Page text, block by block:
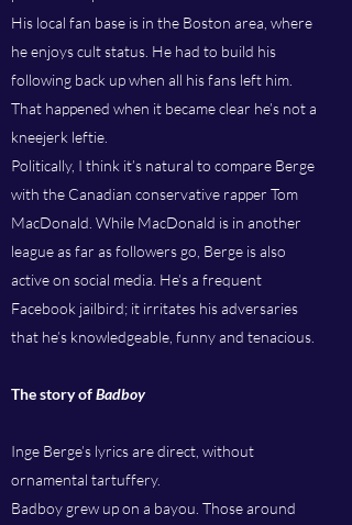
His local fan base is in the Boston area, where
he enjoys cult status. He had to build his
following back up when all his fans left him.
That happened when it became clear he’s not a
kneejerk leftie.
Politically, I think it’s natural to compare Berge
with the Canadian conservative rapper Tom
MacDonald. While MacDonald is in another
league as far as followers go, Berge is also
active on social media. He’s a frequent
Facebook jailbird; it irritates his adversaries
that he’s knowledgeable, funny and tenacious.
The story ofBadboy
Inge Berge’s lyrics are direct, without
ornamental tartuffery.
Badboy grew up on a bayou. Those around